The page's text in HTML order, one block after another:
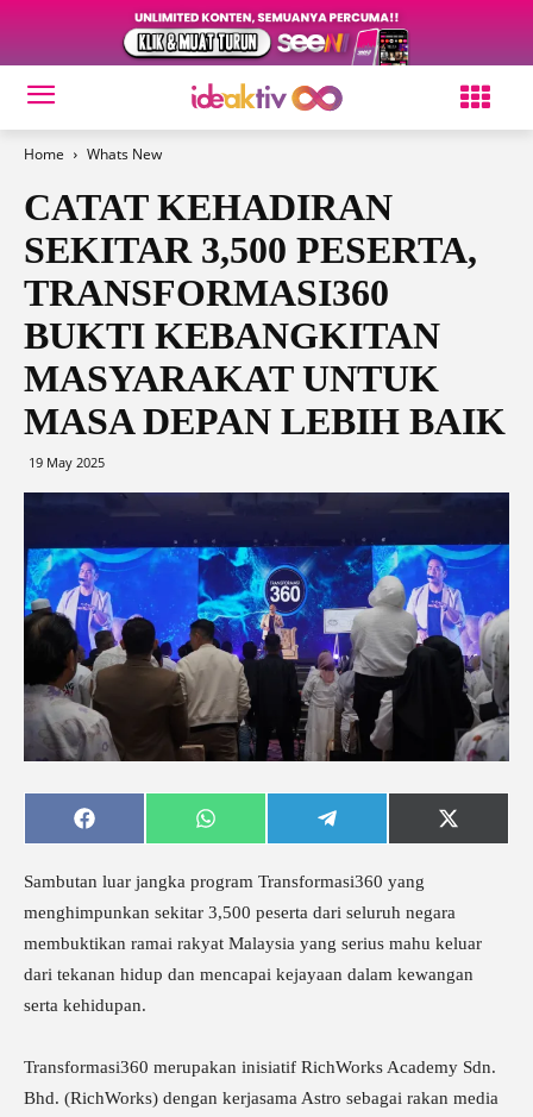
Home Whats New
CATAT KEHADIRAN
SEKITAR 3,500 PESERTA,
TRANSFORMASI360
BUKTI KEBANGKITAN
MASYARAKAT UNTUK
MASA DEPAN LEBIH BAIK
19 May 2025
Share
on
Share
on
Share
on
Share
on
Sambutan luar jangka program Transformasi360 yang
menghimpunkan sekitar 3,500 peserta dari seluruh negara
membuktikan ramai rakyat Malaysia yang serius mahu keluar
dari tekanan hidup dan mencapai kejayaan dalam kewangan
serta kehidupan.
Transformasi360 merupakan inisiatif RichWorks Academy Sdn.
Bhd. (RichWorks) dengan kerjasama Astro sebagai rakan media